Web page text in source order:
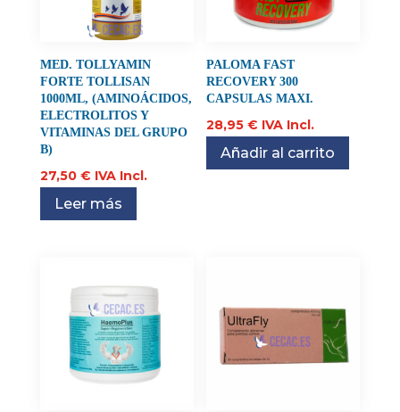
MED. TOLLYAMIN
FORTE TOLLISAN
1000ML, (AMINOÁCIDOS,
ELECTROLITOS Y
VITAMINAS DEL GRUPO
B)
27,50 € IVA Incl.
Leer más
PALOMA FAST
RECOVERY 300
CAPSULAS MAXI.
28,95€ IVA Incl.
Añadir al carrito